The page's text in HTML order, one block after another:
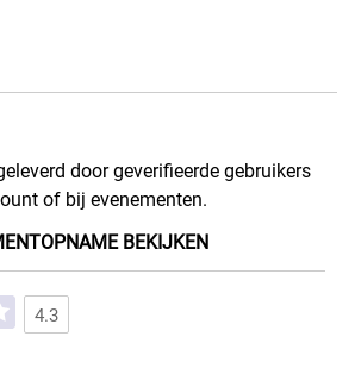
door geverifieerde gebruikers
of bij evenementen.
BEKIJKEN
4.3